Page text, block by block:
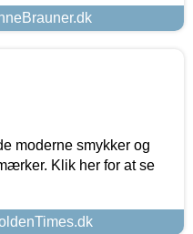
moderne smykker og
Klik her for at se